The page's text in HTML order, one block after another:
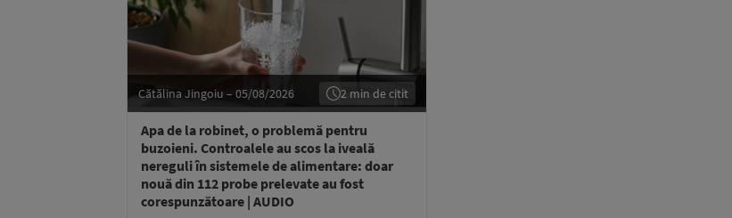
Cătălina Jingoiu – 05/08/2026 2 min de citit
Apa de la robinet, o problemă pentru
buzoieni. Controalele au scos la iveală
nereguli în sistemele de alimentare: doar
nouă din 112 probe prelevate au fost
corespunzătoare | AUDIO